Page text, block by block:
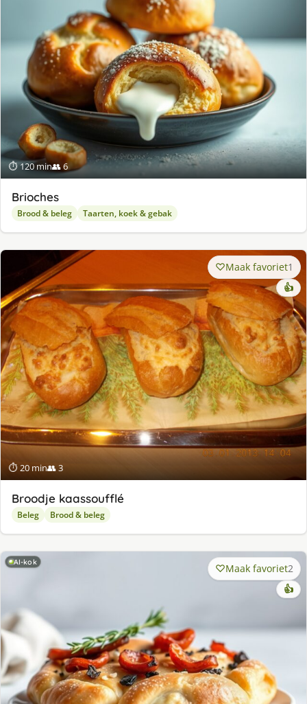
⏱ 120 min👥 6
Brioches
Brood & beleg Taarten, koek & gebak
⏱ 20 min👥 3
Maak favoriet1
👍
Broodje kaassoufflé
Beleg Brood & beleg
AI-kok Maak favoriet2
👍